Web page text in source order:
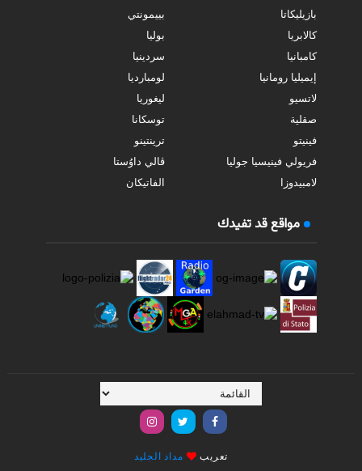
بازيليكاتا
بييمونتي
كالابريا
بوليا
كامبانيا
سردينيا
إيميليا رومانيا
لومبارديا
لاتسيو
ليغوريا
صقلية
توسكانا
فينيتو
ترينتينو
فريولي فينيسيا جوليا
ڤالي داوُستا
لامبيدوزا
الفاتيكان
مواقع قد تفيدك
تعريب مداد الجليد